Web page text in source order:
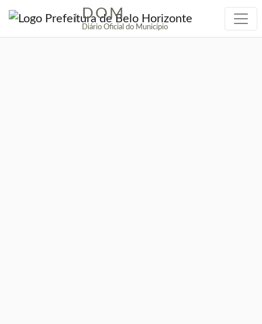
| DOM
Diário Oficial do Município